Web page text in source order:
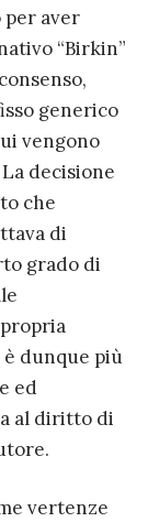
aver
“Birkin”
generico
vengono
decisione
che
di
grado di
è dunque più
ed
al diritto di
vertenze